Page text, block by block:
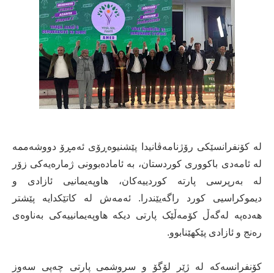
لە کۆنفرانسێکی رۆژنامەڤانیدا پێشنیوەڕۆی ئەمڕۆ دووشەممە
لە ئامەدی باکووری کوردستان، بە ئامادەبوونی ژمارەیەکی زۆر
لە بەرپرسی پارتە کوردییەکان، هاوپەیمانیی ئازادی و
دیموکراسیی کورد راگەیێندرا. ئەمەش لە کاتێکدایە پێشتر
هەدەپە لەگەڵ کۆمەڵێک پارتی دیکە هاوپەیمانییەکی بەناوەی
رەنج و ئازادی پێکهێنابوو.
کۆنفرانسەکە لە ژێر لۆگۆ و سروشمی پارتی چەپی سەوز